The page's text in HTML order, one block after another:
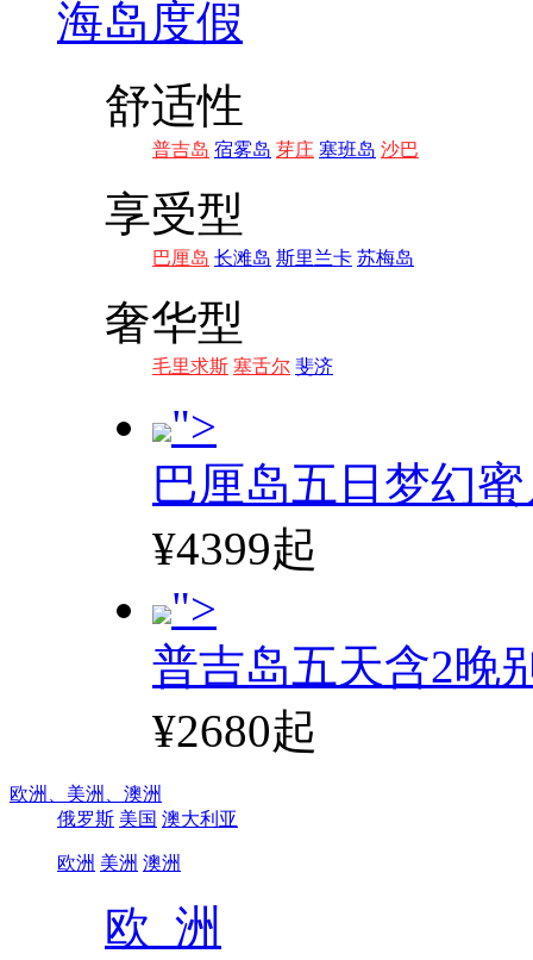
海岛度假
舒适性
普吉岛 宿雾岛 芽庄 塞班岛 沙巴
享受型
巴厘岛 长滩岛 斯里兰卡 苏梅岛
奢华型
毛里求斯 塞舌尔 斐济
">
巴厘岛五日梦幻
¥4399起
">
普吉岛五天含2晚
¥2680起
欧洲、 美洲、 澳洲
俄罗斯 美国 澳大利亚
欧洲 美洲 澳洲
欧 洲